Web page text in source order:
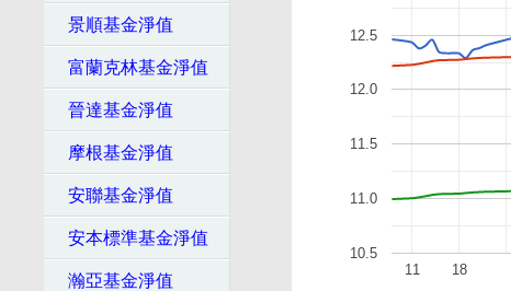
景順基金淨值
富蘭克林基金淨值
晉達基金淨值
摩根基金淨值
安聯基金淨值
安本標準基金淨值
瀚亞基金淨值
11 18
10.5
11.0
11.5
12.0
12.5